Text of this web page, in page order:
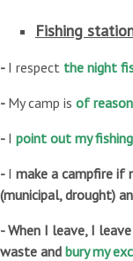
Fishing
- I respect the night
- My camp is of
- I point out my
- I make a campfire if
(municipal, drought)
- When I leave, I leave
waste and bury my